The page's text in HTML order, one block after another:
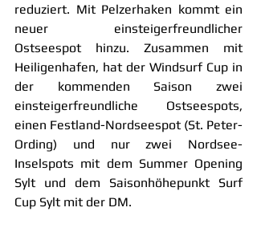
reduziert. Mit Pelzerhaken kommt ein
neuer einsteigerfreundlicher
Ostseespot hinzu. Zusammen mit
Heiligenhafen, hat der Windsurf Cup in
der kommenden Saison zwei
einsteigerfreundliche Ostseespots,
einen Festland-Nordseespot (St. Peter-
Ording) und nur zwei Nordsee-
Inselspots mit dem Summer Opening
Sylt und dem Saisonhöhepunkt Surf
Cup Sylt mit der DM.